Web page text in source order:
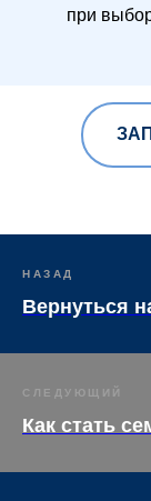
при
НАЗАД
Вернуться
СЛЕДУЮЩИЙ
Как стать